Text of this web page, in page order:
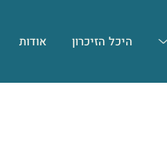
היכל הזיכרון אודות